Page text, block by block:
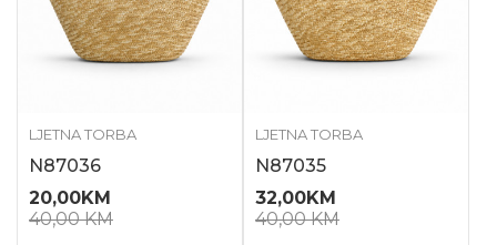
LJETNA TORBA
N87036
20,00KM
40,00KM
LJETNA TORBA
N87035
32,00KM
40,00KM